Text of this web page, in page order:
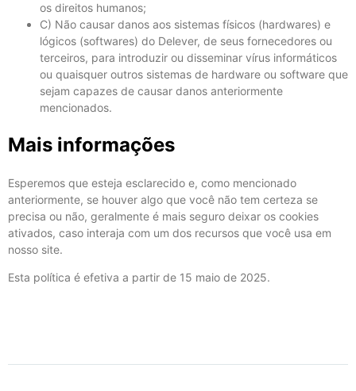
os direitos humanos;
C) Não causar danos aos sistemas físicos (hardwares) e
lógicos (softwares) do Delever, de seus fornecedores ou
terceiros, para introduzir ou disseminar vírus informáticos
ou quaisquer outros sistemas de hardware ou software que
sejam capazes de causar danos anteriormente
mencionados.
Mais informações
Esperemos que esteja esclarecido e, como mencionado
anteriormente, se houver algo que você não tem certeza se
precisa ou não, geralmente é mais seguro deixar os cookies
ativados, caso interaja com um dos recursos que você usa em
nosso site.
Esta política é efetiva a partir de 15 maio de 2025.